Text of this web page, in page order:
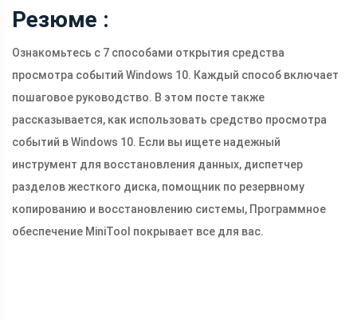
Резюме :
Ознакомьтесь с 7 способами открытия средства
просмотра событий Windows 10. Каждый способ включает
пошаговое руководство. В этом посте также
рассказывается, как использовать средство просмотра
событий в Windows 10. Если вы ищете надежный
инструмент для восстановления данных, диспетчер
разделов жесткого диска, помощник по резервному
копированию и восстановлению системы, Программное
обеспечение MiniTool покрывает все для вас.